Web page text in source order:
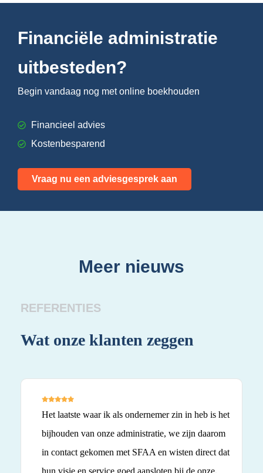
Financiële administratie
uitbesteden?
Begin vandaag nog met online boekhouden
Financieel advies
Kostenbesparend
Vraag nu een adviesgesprek aan
Meer nieuws
REFERENTIES
Wat onze klanten zeggen
Het laatste waar ik als ondernemer zin in heb is het
bijhouden van onze administratie, we zijn daarom
in contact gekomen met SFAA en wisten direct dat